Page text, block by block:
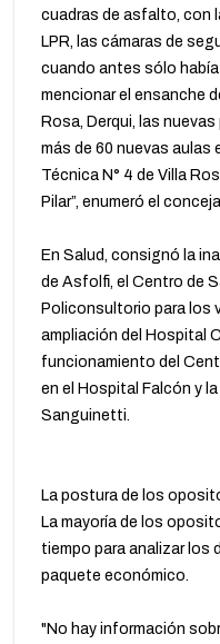
cuadras de asfalto, con
LPR, las cámaras de
cuando antes sólo
mencionar el ensanche
Rosa, Derqui, las
más de 60 nuevas aulas
Técnica N° 4 de Villa
Pilar”, enumeró el
En Salud, consignó la
de Asfolfi, el Centro de
Policonsultorio para los
ampliación del Hospital
funcionamiento del
en el Hospital Falcón y
Sanguinetti.
La postura de los
La mayoría de los
tiempo para analizar los
paquete económico.
"No hay información